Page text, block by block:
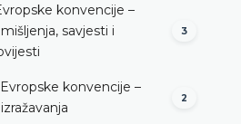
konvencije –
savjesti i
3
konvencije –
2